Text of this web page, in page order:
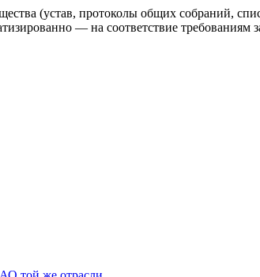
(устав, протоколы общих собраний,
— на соответствие требованиям